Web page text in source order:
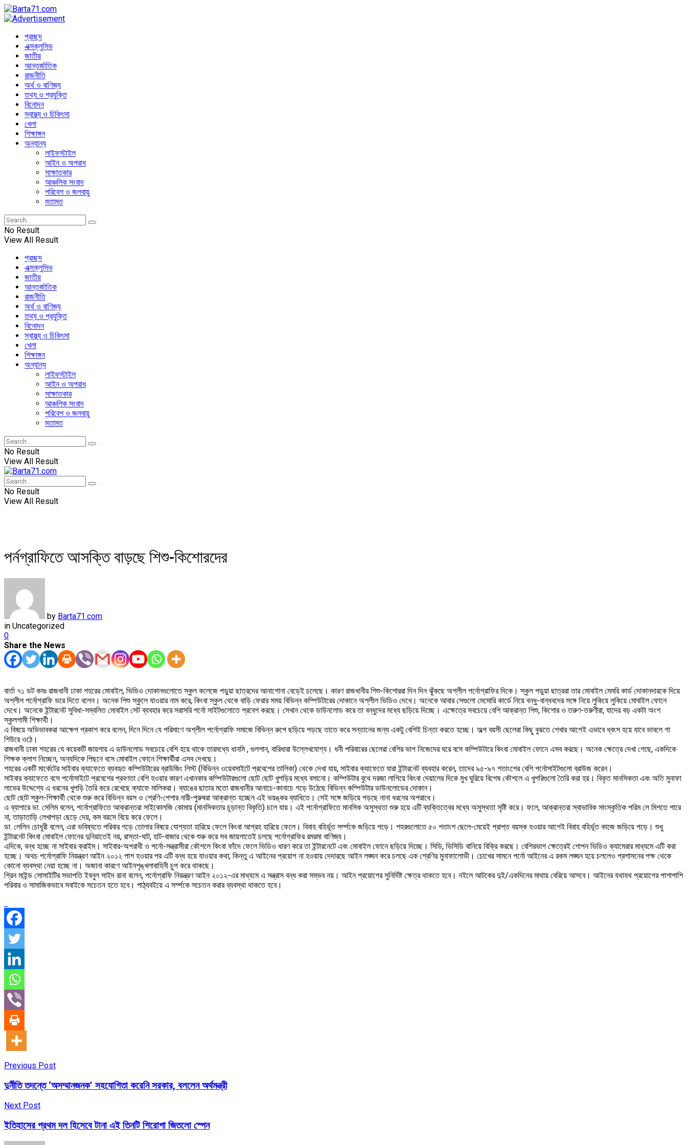
প্রচ্ছদ
এক্সক্লুসিভ
জাতীয়
আন্তর্জাতিক
রাজনীতি
অর্থ ও বাণিজ্য
তথ্য ও প্রযুক্তি
বিনোদন
স্বাস্থ্য ও চিকিৎসা
খেলা
শিক্ষাঙ্গন
অন্যান্য
লাইফস্টাইল
আইন ও অপরাধ
সাক্ষাতকার
আঞ্চলিক সংবাদ
পরিবেশ ও জলবায়ু
মতামত
No Result
View All Result
প্রচ্ছদ
এক্সক্লুসিভ
জাতীয়
আন্তর্জাতিক
রাজনীতি
অর্থ ও বাণিজ্য
তথ্য ও প্রযুক্তি
বিনোদন
স্বাস্থ্য ও চিকিৎসা
খেলা
শিক্ষাঙ্গন
অন্যান্য
লাইফস্টাইল
আইন ও অপরাধ
সাক্ষাতকার
আঞ্চলিক সংবাদ
পরিবেশ ও জলবায়ু
মতামত
No Result
View All Result
No Result
View All Result
পর্নগ্রাফিতে আসক্তি বাড়ছে শিশু-কিশোরদের
by Barta71.com
in Uncategorized
0
Share the News
বার্তা ৭১ ডট কমঃ রাজধানী ঢাকা শহরের মোবাইল, ভিডিও দোকানগুলোতে স্কুল কলেজে পড়ুয়া ছাত্রদের আনাগোনা বেড়েই চলেছে। কারণ রাজধানীর শিশু-কিশোররা দিন দিন ঝুঁকছে অশ্লীল পর্নোগ্রাফির দিকে। স্কুল পড়ুয়া ছাত্ররা তার মোবাইল মেমরি কার্ড দোকানদারকে দিয়ে
অশ্লীল পর্নোগ্রাফি ভরে দিতে বলেন। অনেক শিশু স্কুলে যাওয়ার নাম করে, কিংবা স্কুল থেকে বাড়ি ফেরার সময় বিভিন্ন কম্পিউটারের দোকানে অশ্লীল ভিডিও দেখে। অনেকে আবার সেগুলো মেমোরি কার্ডে নিয়ে বন্ধু-বান্ধবদের সঙ্গে নিয়ে লুকিয়ে লুকিয়ে মোবাইল ফোনে
দেখে। অনেকে ইন্টারনেট সুবিধা-সম্বলিত মোবাইল সেট ব্যবহার করে সরাসরি পর্নো সাইটগুলোতে প্রবেশ করছে। সেখান থেকে ডাউনলোড করে তা বন্ধুদের মধ্যে ছড়িয়ে দিচ্ছে। এক্ষেত্রে সবচেয়ে বেশি আক্রান্ত শিশু, কিশোর ও তরুণ-তরুণীরা, যাদের বড় একটা অংশ
স্কুলগামী শিক্ষার্থী।
এ বিষয়ে অভিভাবকরা আক্ষেপ প্রকাশ করে বলেন, দিনে দিনে যে পরিমাণে অশ্লীল পর্নোগ্রাফি সমাজে বিভিন্ন রুপে ছড়িয়ে পড়ছে তাতে করে সন্তানের জন্য একটু বেশিই চিন্তা করতে হচ্ছে। অল্প বয়সী ছেলেরা কিছু বুঝতে শেখার আগেই এভাবে ধ্বংস হয়ে যাবে ভাবলে গা
শিউরে ওঠে।
রাজধানী ঢাকা শহরের যে কয়েকটি জায়গায় এ ডাউনলোড সবচেয়ে বেশি হয়ে থাকে তারমধ্যে ধানমি , গুলশান, বারিধারা উল্লেখযোগ্য। ধনী পরিবারের ছেলেরা বেশির ভাগ নিজেদের ঘরে বসে কম্পিউটারে কিংবা মোবাইল ফোনে এসব করছে। অনেক ক্ষেত্রে দেখা গেছে, একদিকে
শিক্ষক ক্লাশ নিচ্ছেন, অন্যদিকে পিছনে বসে মোবাইল ফোনে শিক্ষার্থীরা এসব দেখছে।
শহরের একটি মার্কেটের সাইবার ক্যাফেতে ব্যবহৃত কম্পিউটারের ব্রাউজিং লিস্ট (বিভিন্ন ওয়েবসাইটে প্রবেশের তালিকা) থেকে দেখা যায়, সাইবার ক্যাফেতে যারা ইন্টারনেট ব্যবহার করেন, তাদের ৯৫-৯৭ শতাংশের বেশি পর্নোসাইটগুলো ব্রাউজ করেন।
সাইবার ক্যাফেতে বসে পর্নোসাইটে প্রবেশের প্রবণতা বেশি হওয়ার কারণ এখানকার কম্পিউটারগুলো ছোট ছোট খুপড়ির মধ্যে বসানো। কম্পিউটার বুথে দরজা লাগিয়ে কিংবা দেয়ালের দিকে মুখ ঘুরিয়ে বিশেষ কৌশলে এ খুপরিগুলো তৈরি করা হয়। বিকৃত মানসিকতা এবং অতি মুনাফা
লাভের উদ্দেশ্যে এ ধরনের খুপড়ি তৈরি করে রেখেছে ক্যাফে মালিকরা। ব্যাঙের ছাতার মতো রাজধানীর আনাচে-কানাচে গড়ে উঠেছে বিভিন্ন কম্পিউটার ডাউনলোডের দোকান।
ছোট ছোট স্কুল-শিক্ষার্থী থেকে শুরু করে বিভিন্ন বয়স ও শ্রেণি-পেশার নারী-পুরুষরা আক্রান্ত হচ্ছেন এই ভয়ঙ্কর ব্যাধিতে। সেই সঙ্গে জড়িয়ে পড়ছে নানা ধরনের অপরাধে।
এ ব্যাপারে ডা. সেলিম বলেন, পর্নোগ্রাফিতে আক্রান্তরা সাইকোলজি কোমায় (মানসিকতার চূড়ান্ত বিকৃতি) চলে যায়। এই পর্নোগ্রাফিতে মানসিক অসুস্থতা শুরু হয়ে এটি ব্যক্তিত্বের মধ্যে অসুস্থতা সৃষ্টি করে। ফলে, আক্রান্তরা স্বাভাবিক সাংস্কৃতিক পরিম লে মিশতে পারে
না, তাড়াতাড়ি লেখাপড়া ছেড়ে দেয়, কম বয়সে বিয়ে করে ফেলে।
ডা. লেলিন চোধুরী বলেন, এরা ভবিষ্যতে পরিবার গড়ে তোলার বিষয়ে যোগ্যতা হারিয়ে ফেলে কিংবা আগ্রহ হারিয়ে ফেলে। বিবাহ বহির্ভূত সর্ম্পকে জড়িয়ে পড়ে। শহরগুলোতে ৫০ শতাংশ ছেলে-মেয়েই প্রাপ্ত বয়স্ক হওয়ার আগেই বিবাহ বহির্ভূত কাজে জড়িয়ে পড়ে। শুধু
ইন্টারনেট কিংবা মোবাইল ফোনের দুনিয়াতেই নয়, রাস্তা-ঘাট, হাট-বাজার থেকে শুরু করে সব জায়গাতেই চলছে পর্নোগ্রাফির রমরমা বাণিজ্য।
এদিকে, বন্ধ হচ্ছে না সাইবার ক্রাইম। সাইবার-অপরাধী ও পর্নো-সন্ত্রাসীরা কৌশলে কিংবা ফাঁদে ফেলে ভিডিও ধারণ করে তা ইন্টারনেটে এবং মোবাইল ফোনে ছড়িয়ে দিচ্ছে। সিডি, ভিসিডি বানিয়ে বিক্রি করছে। বেশিরভাগ ক্ষেত্রেই গোপন ভিডিও ক্যামেরার মাধ্যমে এটি করা
হচ্ছে। অথচ পর্নোগ্রাফি নিয়ন্ত্রণ আইন ২০১২ পাশ হওয়ার পর এটি বন্ধ হয়ে যাওয়ার কথা; কিন্তু এ আইনের প্রয়োগ না হওয়ায় দেদারছে আইন লঙ্ঘন করে চলছে এক শ্রেণির মুনাফালোভী। চোখের সামনে পর্নো আইনের এ রকম লঙ্ঘন হয়ে চললেও প্রশাসনের পক্ষ থেকে
কোনো ব্যবস্থা নেয়া হচ্ছে না। অজানা কারণে আইনশৃঙ্খলাবাহিনী চুপ করে থাকছে।
গ্রিন মাইন্ড সোসাইটির সভাপতি ইবনুল সাইদ রানা বলেন, পর্নোগ্রাফি নিয়ন্ত্রণ আইন ২০১২-এর মাধ্যমে এ সন্ত্রাস বন্ধ করা সম্ভব নয়। আইন প্রয়োগের সুনির্দিষ্ট ক্ষেত্র থাকতে হবে। নইলে আটকের দুই/একদিনের মাথায় বেরিয়ে আসবে। আইনের যথাযথ প্রয়োগের পাশাপাশি
পরিবার ও সামাজিকভাবে সবাইকে সচেতন হতে হবে। পাঠ্যবইয়ে এ সর্ম্পকে সচেতন করার ব্যবস্থা থাকতে হবে।
Previous Post
দুর্নীতি তদন্তে ‘অসম্মানজনক’ সহযোগিতা করেনি সরকার, বললেন অর্থমন্ত্রী
Next Post
ইতিহাসের প্রথম দল হিসেবে টানা এই তিনটি শিরোপা জিতলো স্পেন